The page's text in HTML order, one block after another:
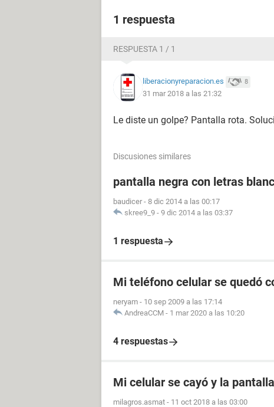
1 respuesta
RESPUESTA 1 / 1
liberacionyreparacion.es 8
31 mar 2018 a las 21:32
Le diste un golpe? Pantalla rota.
Discusiones similares
pantalla negra con letras
baudicer - 8 dic 2014 a las 00:17
skree9_9 - 9 dic 2014 a las 03:37
1 respuesta
Mi teléfono celular se quedó
neryam - 10 sep 2009 a las 17:14
AndreaCCM - 1 mar 2020 a las 10:20
4 respuestas
Mi celular se cayó y la
milagros.asmat - 11 oct 2018 a las 03:00